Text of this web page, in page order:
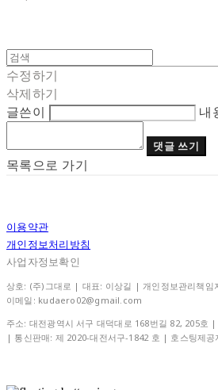
수정하기
삭제하기
글쓴이
내
댓글 쓰기
목록으로 가기
이용약관
개인정보처리방침
사업자정보확인
상호: (주)그대로 | 대표: 이상길 | 개인정보관리책
이메일: kudaero02@gmail.com
주소: 대전광역시 서구 대덕대로 168번길 82, 205호
| 통신판매: 제 2020-대전서구-1842 호 | 호스팅제공